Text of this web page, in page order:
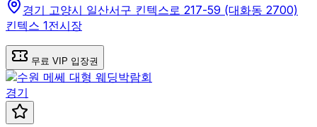
경기 고양시 일산서구 킨텍스로 217-59 (대화동 2700)
킨텍스 1전시장
무료 VIP 입장권
경기